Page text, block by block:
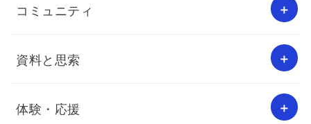
コミュニティ
資料と思索
体験・応援